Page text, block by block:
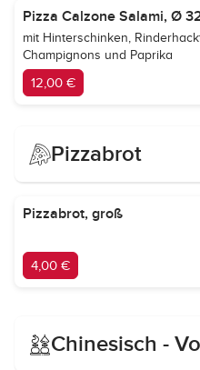
Pizza Calzone Salami, Ø
mit Hinterschinken,
Champignons und Paprika
12,00 €
Pizzabrot
Pizzabrot, groß
4,00 €
Chinesisch -